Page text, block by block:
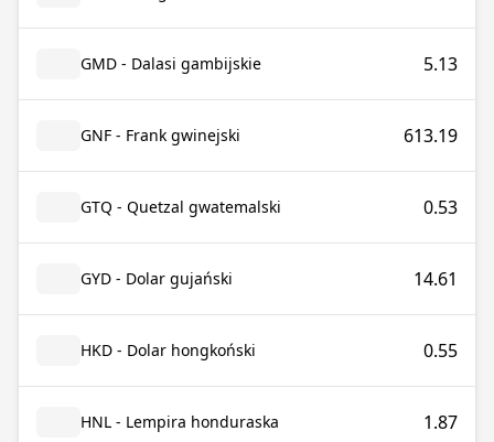
GMD - Dalasi gambijskie 5.13
GNF - Frank gwinejski 613.19
GTQ - Quetzal gwatemalski 0.53
GYD - Dolar gujański 14.61
HKD - Dolar hongkoński 0.55
HNL - Lempira honduraska 1.87